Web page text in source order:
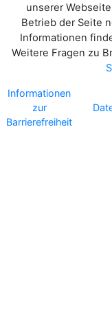
unserer
Betrieb der Seite
Informationen
Weitere Fragen zu
Informationen
zur
Barrierefreiheit